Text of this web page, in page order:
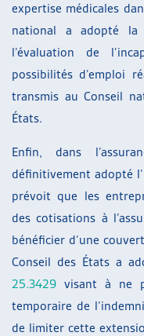
expertise médicales
national a adopté la
l’évaluation de
possibilités d’emploi
transmis au Conseil
États.
Enfin, dans
définitivement adopté
prévoit que les
des cotisations à
bénéficier d’une
Conseil des États a
25.3429 visant à ne
temporaire de
de limiter cette